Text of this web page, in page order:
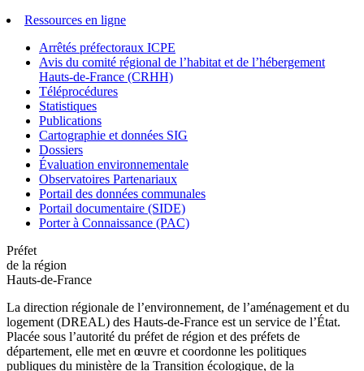
Ressources en ligne
Arrêtés préfectoraux ICPE
Avis du comité régional de l’habitat et de l’hébergement
Hauts-de-France (CRHH)
Téléprocédures
Statistiques
Publications
Cartographie et données SIG
Dossiers
Évaluation environnementale
Observatoires Partenariaux
Portail des données communales
Portail documentaire (SIDE)
Porter à Connaissance (PAC)
Préfet
de la région
Hauts-de-France
La direction régionale de l’environnement, de l’aménagement et du
logement (DREAL) des Hauts-de-France est un service de l’État.
Placée sous l’autorité du préfet de région et des préfets de
département, elle met en œuvre et coordonne les politiques
publiques du ministère de la Transition écologique, de la